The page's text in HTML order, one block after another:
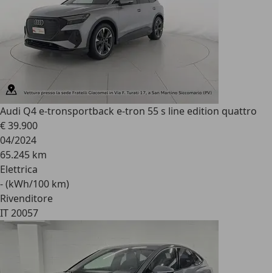
Audi Q4 e-tronsportback e-tron 55 s line edition quattro
€ 39.900
04/2024
65.245 km
Elettrica
- (kWh/100 km)
Rivenditore
IT 20057